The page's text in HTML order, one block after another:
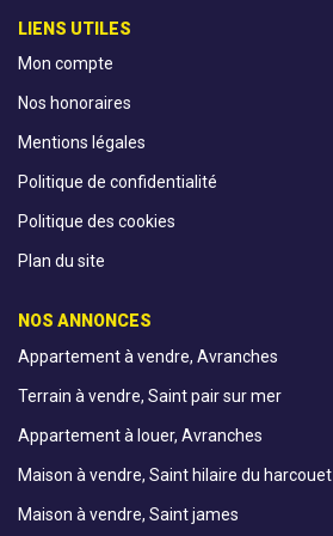
LIENS UTILES
Mon compte
Nos honoraires
Mentions légales
Politique de confidentialité
Politique des cookies
Plan du site
NOS ANNONCES
Appartement à vendre, Avranches
Terrain à vendre, Saint pair sur mer
Appartement à louer, Avranches
Maison à vendre, Saint hilaire du harcouet
Maison à vendre, Saint james